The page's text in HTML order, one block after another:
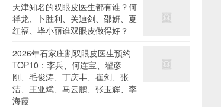
天津知名的双眼皮医生都有谁？何
祥龙、卜胜利、关迪剑、邵妍、夏
红福、毕小丽谁双眼皮做得好？
2026年石家庄割双眼皮医生预约
TOP10：李兵、何连宝、翟彦
刚、毛俊涛、丁庆丰、崔剑、张
洁、王亚斌、马云鹏、张玉辉、李
海霞